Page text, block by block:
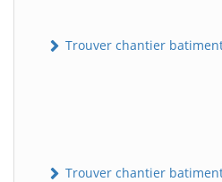
Trouver chantier
Trouver chantier